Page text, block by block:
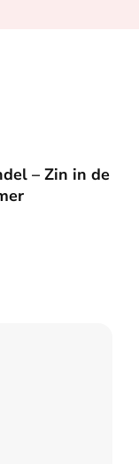
– Zin in de
Zin in de zomer